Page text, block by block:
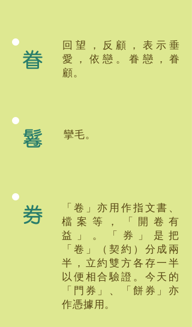
眷
回望，反顧，表示垂
愛，依戀。眷戀，眷
顧。
鬈 攣毛。
券
「卷」亦用作指文書、
檔案等，「開卷有
益」。「券」是把
「卷」（契約）分成兩
半，立約雙方各存一半
以便相合驗證。今天的
「門券」、「餅券」亦
作憑據用。